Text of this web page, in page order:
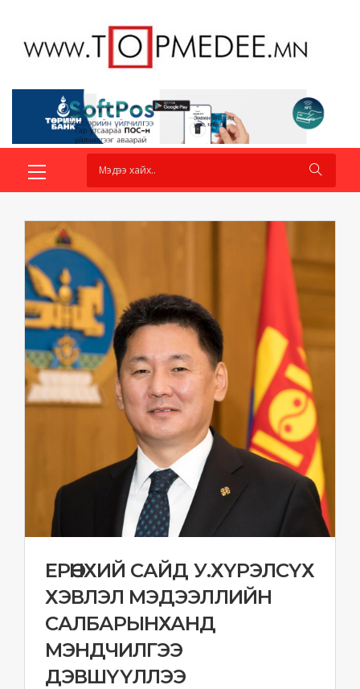
ЕРӨНХИЙ САЙД У.ХҮРЭЛСҮХ
ХЭВЛЭЛ МЭДЭЭЛЛИЙН
САЛБАРЫНХАНД
МЭНДЧИЛГЭЭ
ДЭВШҮҮЛЛЭЭ